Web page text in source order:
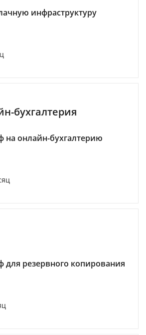
инфраструктуру
бухгалтерия
на онлайн-бухгалтерию
для резервного копирования